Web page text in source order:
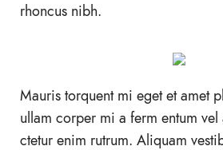
rhoncus nibh.
Mauris torquent mi eget et amet
ullam corper mi a ferm entum vel
ctetur enim rutrum. Aliquam